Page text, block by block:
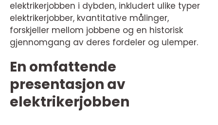
elektrikerjobben i dybden, inkludert ulike typer
elektrikerjobber, kvantitative målinger,
forskjeller mellom jobbene og en historisk
gjennomgang av deres fordeler og ulemper.
En omfattende
presentasjon av
elektrikerjobben